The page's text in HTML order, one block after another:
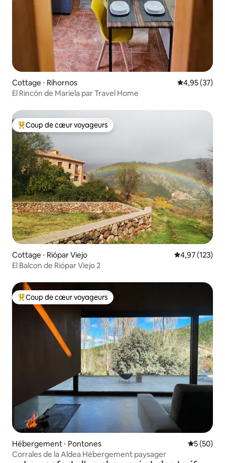
Cottage ⋅ Rihornos Évaluation
4,95 (37)
El Rincón de Mariela par Travel Home
Coups de cœur voyageurs les plus appréciés
Coup de cœur voyageurs
Cottage ⋅ Riópar Viejo Évaluation
4,97 (123)
El Balcon de Riópar Viejo 2
Coups de cœur voyageurs les plus appréciés
Coup de cœur voyageurs
Hébergement ⋅ Pontones
5 (50)
Corrales de la Aldea Hébergement paysager